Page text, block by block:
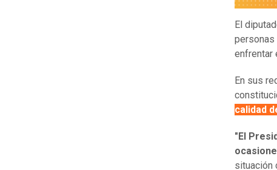
El
personas
enfrentar
En sus
calidad
"El
situación